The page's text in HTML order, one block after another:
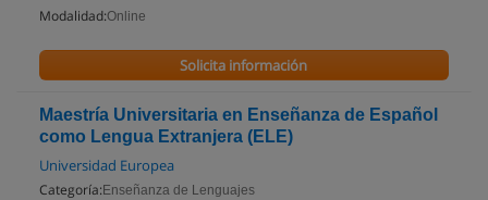
Modalidad:Online
Solicita información
Maestría Universitaria en Enseñanza de Español
como Lengua Extranjera (ELE)
Universidad Europea
Categoría: Enseñanza de Lenguajes